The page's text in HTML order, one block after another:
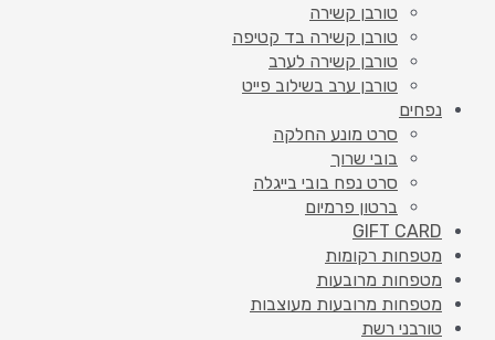
טורבן קשירה
טורבן קשירה בד קטיפה
טורבן קשירה לערב
טורבן ערב בשילוב פייט
נפחים
סרט מונע החלקה
בובי שרוך
סרט נפח בובי בייגלה
ברטון פרמיום
GIFT CARD
מטפחות רקומות
מטפחות מרובעות
מטפחות מרובעות מעוצבות
טורבני רשת